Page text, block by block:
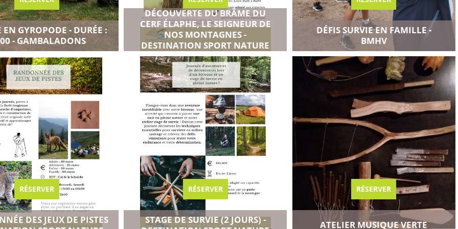
EN GYROPODE - DURÉE :
- GAMBALADONS
carnet de voyage
disponibilités
DÉCOUVERTE DU BRÂME DU
CERF ÉLAPHE, LE SEIGNEUR DE
NOS MONTAGNES -
DESTINATION SPORT NATURE
Ajouter au carnet de voyage
Voir toutes les disponibilités
DÉFIS SURVIE EN FAMILLE -
BMHV
Ajouter au carnet de voyage
Voir toutes les disponibilités
DES JEUX DE PISTES
RÉSERVER
carnet de voyage
STAGE DE SURVIE (2 JOURS) -
RÉSERVER
Ajouter au carnet de voyage
ATELIER MUSIQUE VERTE
RÉSERVER
Ajouter au carnet de voyage